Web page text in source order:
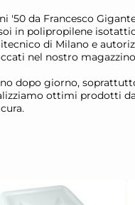
'50 da Francesco
in polipropilene
di Milano e
nel nostro
dopo giorno,
ottimi prodotti